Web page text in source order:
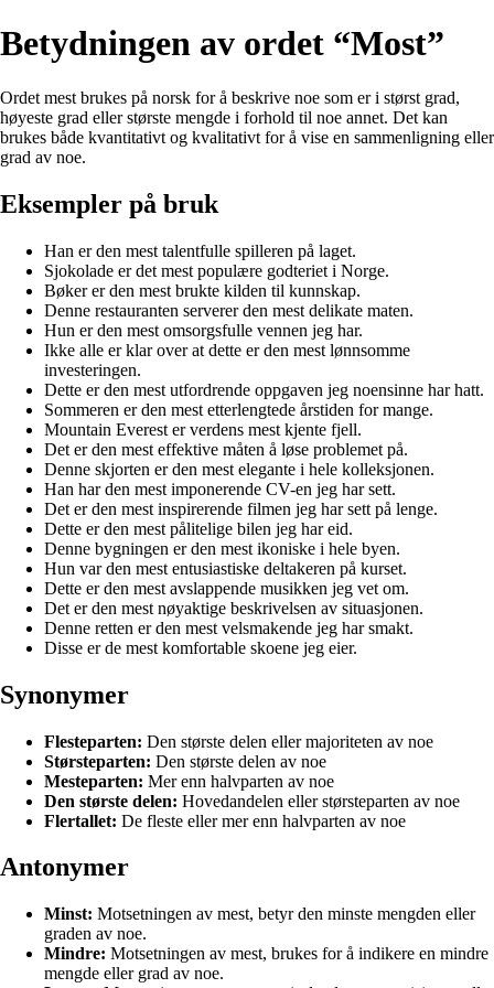
Betydningen av ordet “Most”
Ordet mest brukes på norsk for å beskrive noe som er i størst grad,
høyeste grad eller største mengde i forhold til noe annet. Det kan
brukes både kvantitativt og kvalitativt for å vise en sammenligning eller
grad av noe.
Eksempler på bruk
Han er den mest talentfulle spilleren på laget.
Sjokolade er det mest populære godteriet i Norge.
Bøker er den mest brukte kilden til kunnskap.
Denne restauranten serverer den mest delikate maten.
Hun er den mest omsorgsfulle vennen jeg har.
Ikke alle er klar over at dette er den mest lønnsomme
investeringen.
Dette er den mest utfordrende oppgaven jeg noensinne har hatt.
Sommeren er den mest etterlengtede årstiden for mange.
Mountain Everest er verdens mest kjente fjell.
Det er den mest effektive måten å løse problemet på.
Denne skjorten er den mest elegante i hele kolleksjonen.
Han har den mest imponerende CV-en jeg har sett.
Det er den mest inspirerende filmen jeg har sett på lenge.
Dette er den mest pålitelige bilen jeg har eid.
Denne bygningen er den mest ikoniske i hele byen.
Hun var den mest entusiastiske deltakeren på kurset.
Dette er den mest avslappende musikken jeg vet om.
Det er den mest nøyaktige beskrivelsen av situasjonen.
Denne retten er den mest velsmakende jeg har smakt.
Disse er de mest komfortable skoene jeg eier.
Synonymer
Flesteparten: Den største delen eller majoriteten av noe
Størsteparten: Den største delen av noe
Mesteparten: Mer enn halvparten av noe
Den største delen: Hovedandelen eller størsteparten av noe
Flertallet: De fleste eller mer enn halvparten av noe
Antonymer
Minst: Motsetningen av mest, betyr den minste mengden eller
graden av noe.
Mindre: Motsetningen av mest, brukes for å indikere en mindre
mengde eller grad av noe.